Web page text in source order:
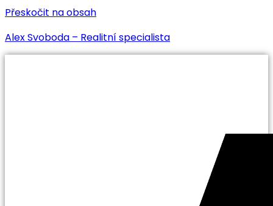
Přeskočit na obsah
Alex Svoboda – Realitní specialista